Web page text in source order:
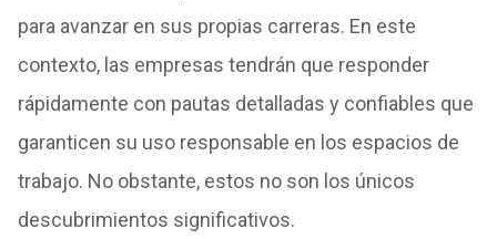
para avanzar en sus propias carreras. En este
contexto, las empresas tendrán que responder
rápidamente con pautas detalladas y confiables que
garanticen su uso responsable en los espacios de
trabajo. No obstante, estos no son los únicos
descubrimientos significativos.